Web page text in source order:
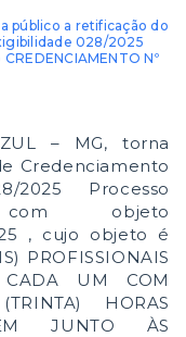
público a retificação do
028/2025
Nº
– MG, torna
Credenciamento
2025 Processo
objeto
, cujo objeto é
PROFISSIONAIS
CADA UM COM
HORAS
JUNTO ÀS